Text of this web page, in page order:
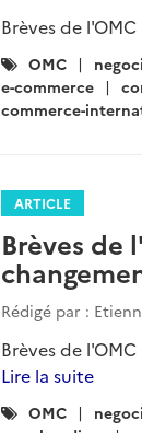
Brèves de
Catégories
:
OMC
e-commerce
commerce-
ARTICLE
Brèves de
Rédigé par :
Brèves de
Lire la suite
Catégories
OMC